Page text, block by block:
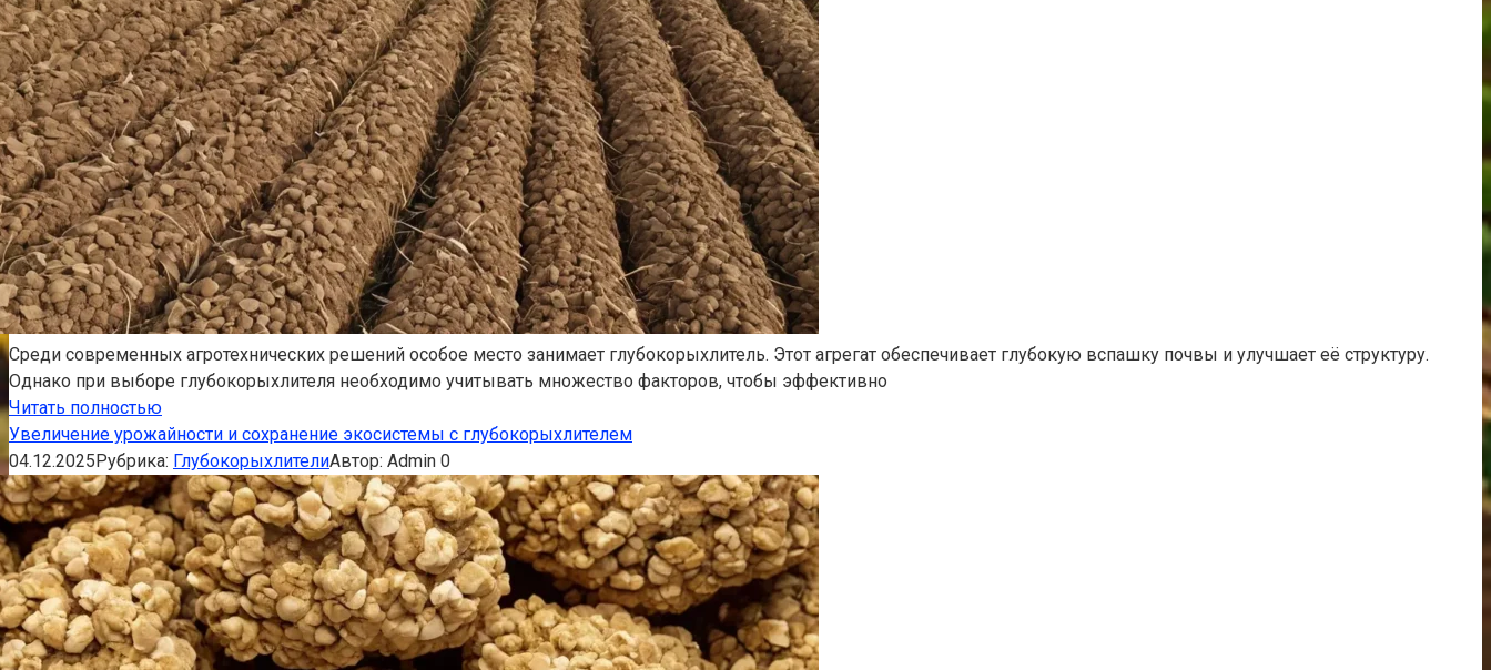
Среди современных агротехнических решений особое место занимает глубокорыхлитель. Этот агрегат обеспечивает глубокую вспашку почвы и улучшает её структуру.
Однако при выборе глубокорыхлителя необходимо учитывать множество факторов, чтобы эффективно
Читать полностью
Увеличение урожайности и сохранение экосистемы с глубокорыхлителем
04.12.2025Рубрика: ГлубокорыхлителиАвтор: Admin 0